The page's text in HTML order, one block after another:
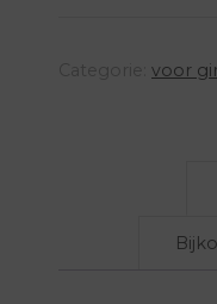
voor